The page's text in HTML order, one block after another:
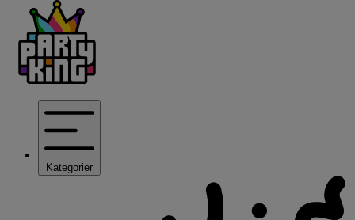
Kategorier